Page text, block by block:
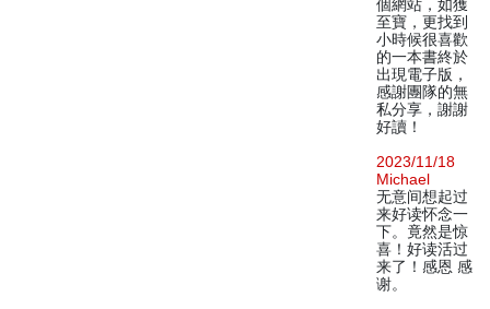
個網站，如獲
至寶，更找到
小時候很喜歡
的一本書終於
出現電子版，
感謝團隊的無
私分享，謝謝
好讀！
2023/11/18
Michael
无意间想起过
来好读怀念一
下。竟然是惊
喜！好读活过
来了！感恩 感
谢。